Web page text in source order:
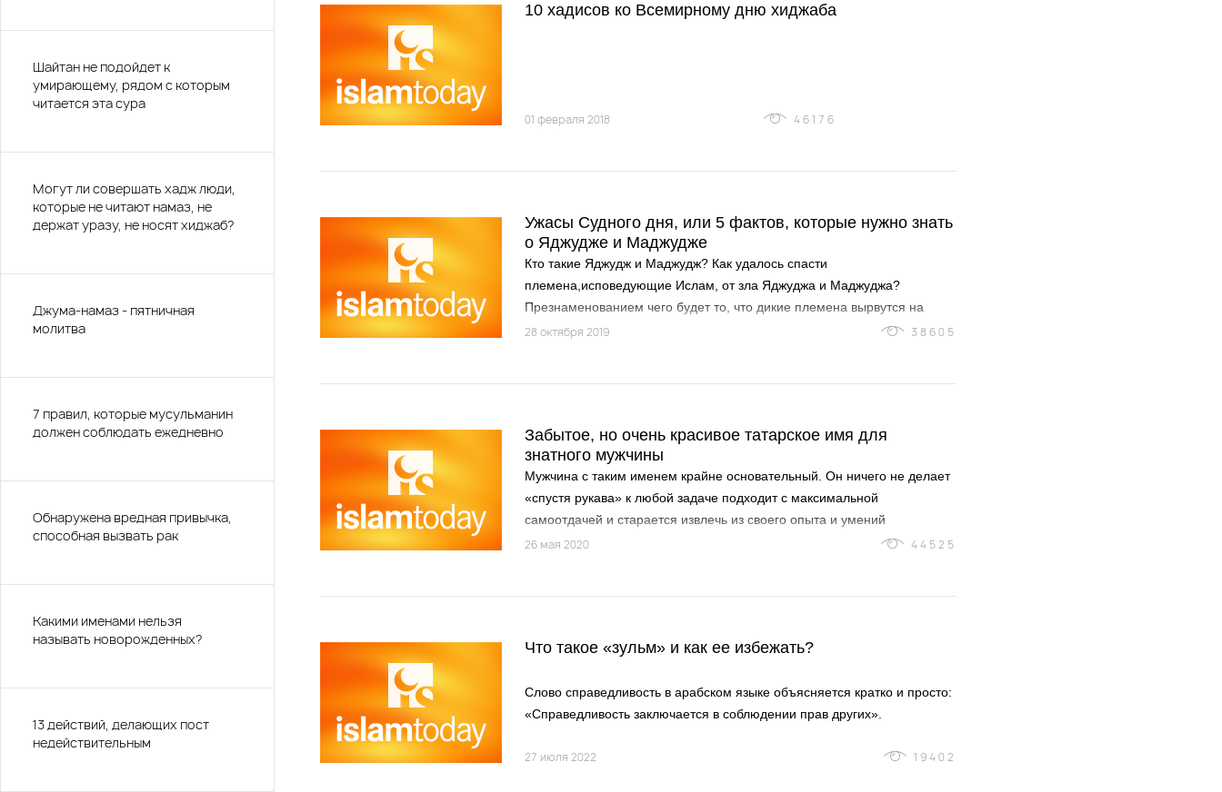
Шайтан не подойдет к
умирающему, рядом с которым
читается эта сура
Могут ли совершать хадж люди,
которые не читают намаз, не
держат уразу, не носят хиджаб?
Джума-намаз - пятничная
молитва
7 правил, которые мусульманин
должен соблюдать ежедневно
Обнаружена вредная привычка,
способная вызвать рак
Какими именами нельзя
называть новорожденных?
13 действий, делающих пост
недействительным
10 хадисов ко Всемирному дню хиджаба
01 февраля 2018 46176
Ужасы Судного дня, или 5 фактов, которые нужно знать
о Яджудже и Маджудже
Кто такие Яджудж и Маджудж? Как удалось спасти
племена,исповедующие Ислам, от зла Яджуджа и Маджуджа?
Презнаменованием чего будет то, что дикие племена вырвутся на
свободу?
28 октября 2019 38605
Забытое, но очень красивое татарское имя для
знатного мужчины
Мужчина с таким именем крайне основательный. Он ничего не делает
«спустя рукава» к любой задаче подходит с максимальной
самоотдачей и старается извлечь из своего опыта и умений
максимальную пользу не только для себя, но и для окружающих.
26 мая 2020 44525
Что такое «зульм» и как ее избежать?
Слово справедливость в арабском языке объясняется кратко и просто:
«Справедливость заключается в соблюдении прав других».
27 июля 2022 19402